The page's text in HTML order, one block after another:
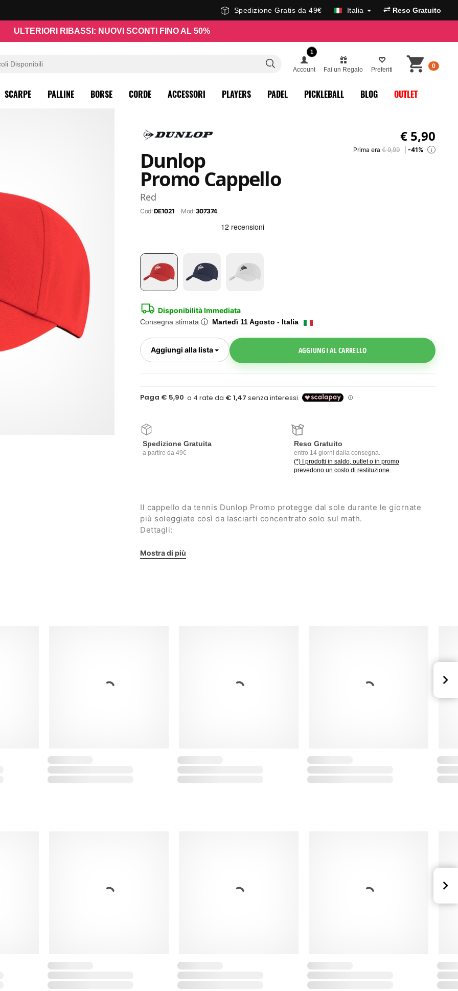
Spedizione Gratis da 49€ Italia Reso Gratuito
ULTERIORI RIBASSI: NUOVI SCONTI FINO AL 50%
1
Account Fai un Regalo Preferiti 0
SCARPE PALLINE BORSE CORDE ACCESSORI PLAYERS PADEL PICKLEBALL BLOG OUTLET
Dunlop
Promo Cappello
Red
Cod:DE1021 Mod:307374
€ 5,90
Prima era € 9,99 -41% i
Disponibilità Immediata
Consegna stimata ⓘ Martedì 11 Agosto - Italia
Aggiungi alla lista Toggle Dropdown AGGIUNGI AL CARRELLO
Paga € 5,90
Spedizione Gratuita
a partire da 49€
Reso Gratuito
entro 14 giorni dalla consegna.
(*) I prodotti in saldo, outlet o in promo
prevedono un costo di restituzione.
Il cappello da tennis Dunlop Promo protegge dal sole durante le giornate
più soleggiate così da lasciarti concentrato solo sul math.
Dettagli:
Chiusura sul retro regolabile
Mostra di più